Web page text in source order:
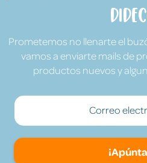
Prometemos no llenarte el
vamos a enviarte mails de
productos nuevos y